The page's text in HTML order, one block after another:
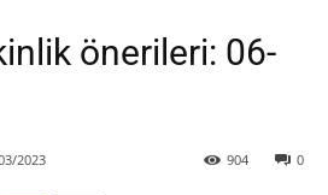
önerileri: 06-
2023 0
904